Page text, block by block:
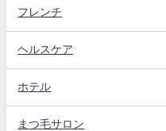
フレンチ
ヘルスケア
ホテル
まつ毛サロン